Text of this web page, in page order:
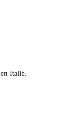
Italie.